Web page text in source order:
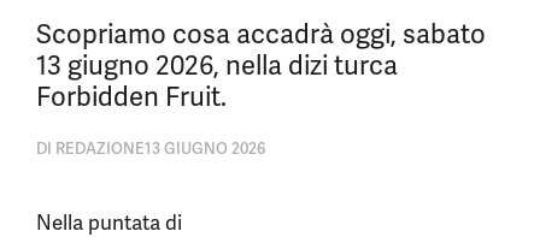
Scopriamo cosa accadrà oggi, sabato
13 giugno 2026, nella dizi turca
Forbidden Fruit.
DI REDAZIONE13 GIUGNO 2026
Nella puntata di